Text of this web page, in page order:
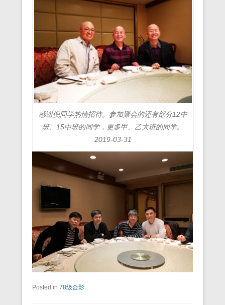
感谢倪同学热情招待。参加聚会的还有部分12中
班、15中班的同学，更多甲、乙大班的同学。
2019-03-31
Posted in 78级合影